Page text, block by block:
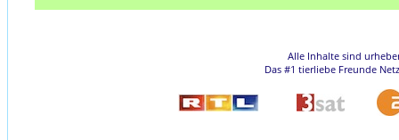
Alle Inhalte sind
Das #1 tierliebe Freunde